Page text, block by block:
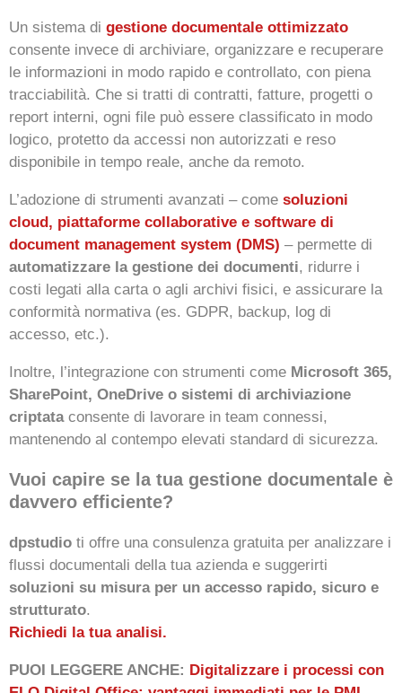
Un sistema di gestione documentale ottimizzato
consente invece di archiviare, organizzare e recuperare
le informazioni in modo rapido e controllato, con piena
tracciabilità. Che si tratti di contratti, fatture, progetti o
report interni, ogni file può essere classificato in modo
logico, protetto da accessi non autorizzati e reso
disponibile in tempo reale, anche da remoto.
L’adozione di strumenti avanzati – come soluzioni
cloud, piattaforme collaborative e software di
document management system (DMS) – permette di
automatizzare la gestione dei documenti, ridurre i
costi legati alla carta o agli archivi fisici, e assicurare la
conformità normativa (es. GDPR, backup, log di
accesso, etc.).
Inoltre, l’integrazione con strumenti come Microsoft 365,
SharePoint, OneDrive o sistemi di archiviazione
criptataconsente di lavorare in team connessi,
mantenendo al contempo elevati standard di sicurezza.
Vuoi capire se la tua gestione documentale è
davvero efficiente?
dpstudio ti offre una consulenza gratuita per analizzare i
flussi documentali della tua azienda e suggerirti
soluzioni su misura per un accesso rapido, sicuro e
strutturato.
Richiedi la tua analisi.
PUOI LEGGERE ANCHE: Digitalizzare i processi con